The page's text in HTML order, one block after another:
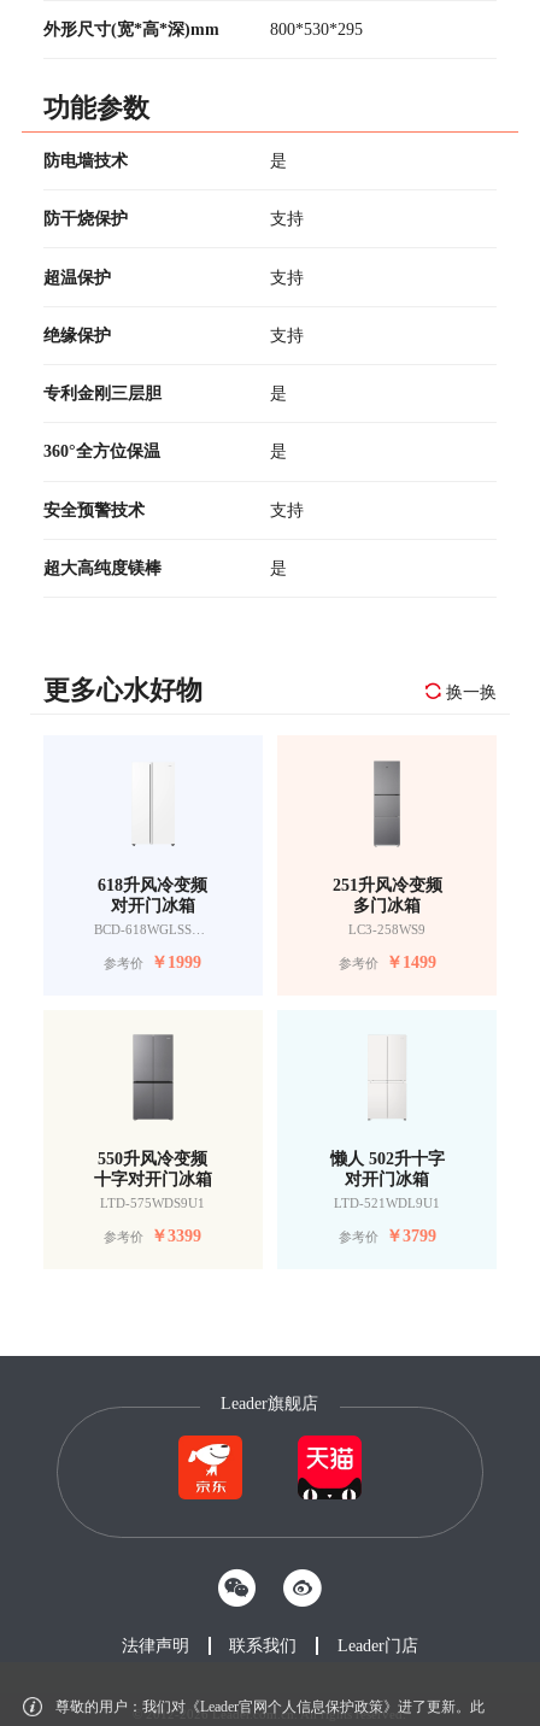
外形尺寸(宽*高*深)mm 800*530*295
功能参数
防电墙技术 是
防干烧保护 支持
超温保护 支持
绝缘保护 支持
专利金刚三层胆 是
360°全方位保温 是
安全预警技术 支持
超大高纯度镁棒 是
更多心水好物 换一换
618升风冷变频
对开门冰箱
BCD-618WGLSSEDW9
参考价 ￥1999
251升风冷变频
多门冰箱
LC3-258WS9
参考价 ￥1499
550升风冷变频
十字对开门冰箱
LTD-575WDS9U1
参考价 ￥3399
懒人 502升十字
对开门冰箱
LTD-521WDL9U1
参考价 ￥3799
尊敬的用户：我们对《Leader官网个人信息保护政策》进了更新。此
Leader旗舰店
法律声明 联系我们 Leader门店
© 2012-2026 Leader.com.cn. All rights reserved.